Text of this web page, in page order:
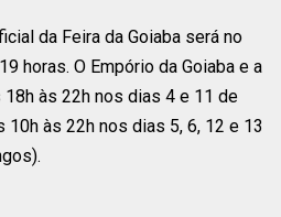
da Feira da Goiaba será no
horas. O Empório da Goiaba e a
às 22h nos dias 4 e 11 de
às 22h nos dias 5, 6, 12 e 13